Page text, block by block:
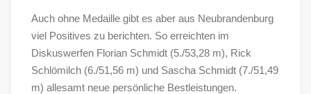
Auch ohne Medaille gibt es aber aus Neubrandenburg
viel Positives zu berichten. So erreichten im
Diskuswerfen Florian Schmidt (5./53,28 m), Rick
Schlömilch (6./51,56 m) und Sascha Schmidt (7./51,49
m) allesamt neue persönliche Bestleistungen.